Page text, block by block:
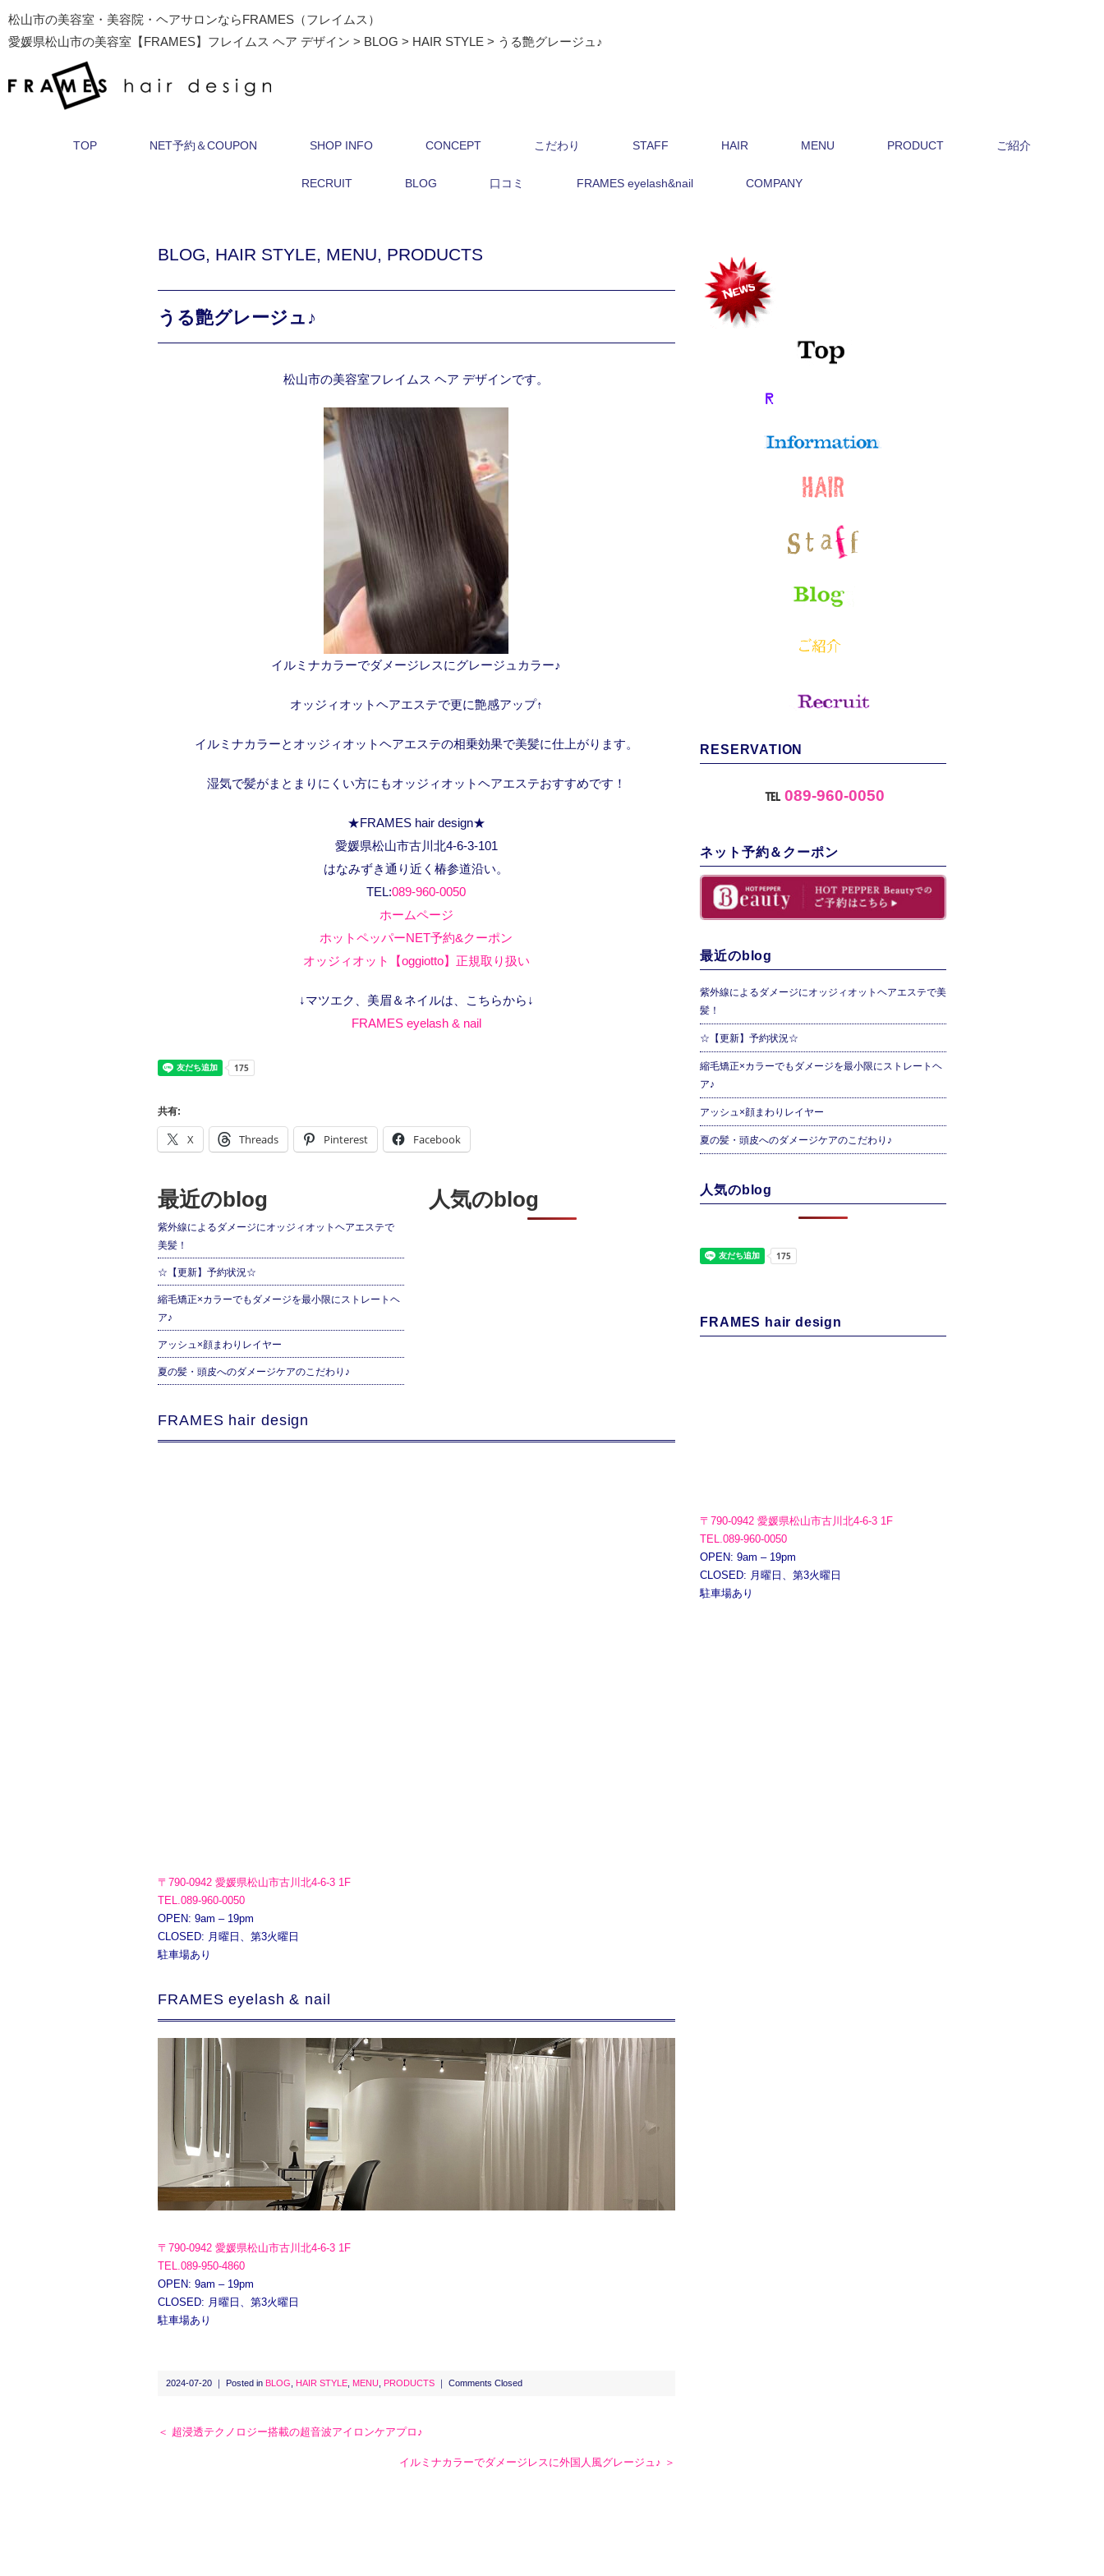
松山市の美容室・美容院・ヘアサロンならFRAMES（フレイムス）
愛媛県松山市の美容室【FRAMES】フレイムス ヘア デザイン > BLOG > HAIR STYLE > うる艶グレージュ♪
TOP NET予約＆COUPON SHOP INFO CONCEPT こだわり STAFF HAIR MENU PRODUCT ご紹介
RECRUIT BLOG 口コミ FRAMES eyelash&nail COMPANY
BLOG, HAIR STYLE, MENU, PRODUCTS
うる艶グレージュ♪
松山市の美容室フレイムス ヘア デザインです。
イルミナカラーでダメージレスにグレージュカラー♪
オッジィオットヘアエステで更に艶感アップ↑
イルミナカラーとオッジィオットヘアエステの相乗効果で美髪に仕上がります。
湿気で髪がまとまりにくい方にもオッジィオットヘアエステおすすめです！
★FRAMES hair design★
愛媛県松山市古川北4-6-3-101
はなみずき通り近く椿参道沿い。
TEL:089-960-0050
ホームページ
ホットペッパーNET予約&クーポン
オッジィオット【oggiotto】正規取り扱い
↓マツエク、美眉＆ネイルは、こちらから↓
FRAMES eyelash & nail
共有:
X Threads Pinterest Facebook
最近のblog
紫外線によるダメージにオッジィオットヘアエステで
美髪！
☆【更新】予約状況☆
縮毛矯正×カラーでもダメージを最小限にストレートヘ
ア♪
アッシュ×顔まわりレイヤー
夏の髪・頭皮へのダメージケアのこだわり♪
人気のblog
FRAMES hair design
〒790-0942 愛媛県松山市古川北4-6-3 1F
TEL.089-960-0050
OPEN: 9am – 19pm
CLOSED: 月曜日、第3火曜日
駐車場あり
FRAMES eyelash & nail
〒790-0942 愛媛県松山市古川北4-6-3 1F
TEL.089-950-4860
OPEN: 9am – 19pm
CLOSED: 月曜日、第3火曜日
駐車場あり
2024-07-20 ｜ Posted in BLOG HAIR STYLE MENU PRODUCTS ｜ Comments Closed
＜ 超浸透テクノロジー搭載の超音波アイロンケアプロ♪
イルミナカラーでダメージレスに外国人風グレージュ♪ ＞
RESERVATION
℡089-960-0050
ネット予約＆クーポン
最近のblog
紫外線によるダメージにオッジィオットヘアエステで美
髪！
☆【更新】予約状況☆
縮毛矯正×カラーでもダメージを最小限にストレートヘ
ア♪
アッシュ×顔まわりレイヤー
夏の髪・頭皮へのダメージケアのこだわり♪
人気のblog
FRAMES hair design
〒790-0942 愛媛県松山市古川北4-6-3 1F
TEL.089-960-0050
OPEN: 9am – 19pm
CLOSED: 月曜日、第3火曜日
駐車場あり